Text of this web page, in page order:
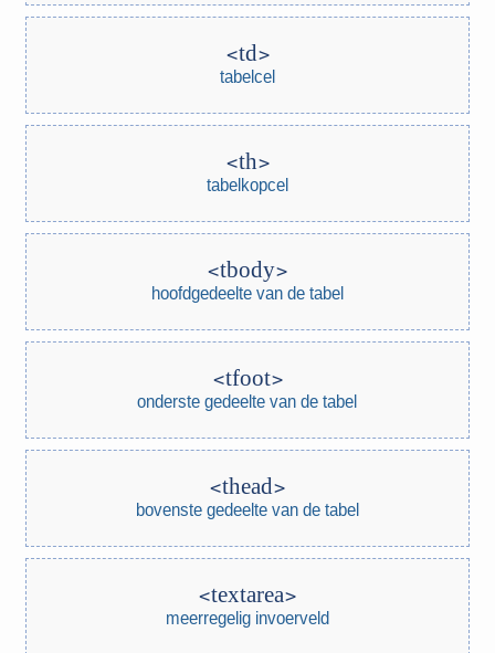
td
tabelcel
th
tabelkopcel
tbody
hoofdgedeelte van de tabel
tfoot
onderste gedeelte van de tabel
thead
bovenste gedeelte van de tabel
textarea
meerregelig invoerveld